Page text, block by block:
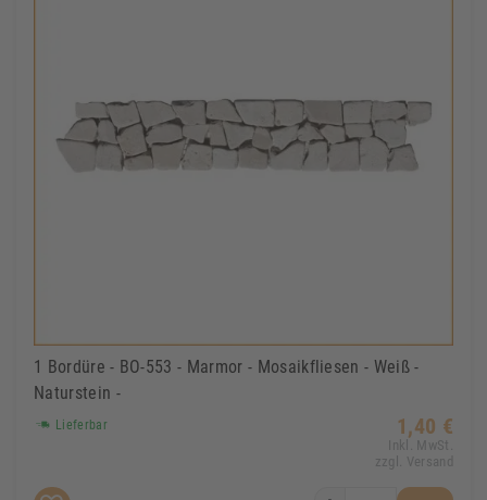
1 Bordüre - BO-553 - Marmor - Mosaikfliesen - Weiß -
Naturstein -
Lieferbar 1,40 €
Inkl. MwSt.
zzgl. Versand